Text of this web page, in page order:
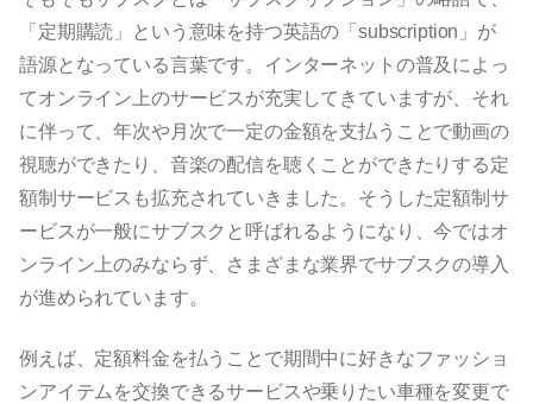
「定期購読」という意味を持つ英語の「subscription」が
語源となっている言葉です。インターネットの普及によっ
てオンライン上のサービスが充実してきていますが、それ
に伴って、年次や月次で一定の金額を支払うことで動画の
視聴ができたり、音楽の配信を聴くことができたりする定
額制サービスも拡充されていきました。そうした定額制サ
ービスが一般にサブスクと呼ばれるようになり、今ではオ
ンライン上のみならず、さまざまな業界でサブスクの導入
が進められています。
例えば、定額料金を払うことで期間中に好きなファッショ
ンアイテムを交換できるサービスや乗りたい車種を変更で